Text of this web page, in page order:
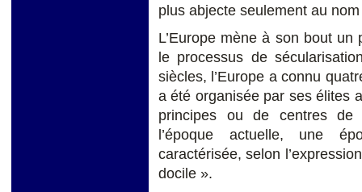
plus abjecte seulement au
L’Europe mène à son bout
le processus de
siècles, l’Europe a connu
a été organisée par ses élites
principes ou de centres de
l’époque actuelle, une
caractérisée, selon
docile ».